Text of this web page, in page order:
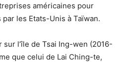
américaines pour
les Etats-Unis à Taïwan.
sur l’île de Tsai Ing-wen (2016-
que celui de Lai Ching-te,